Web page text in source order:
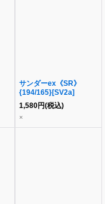
サンダーex《SR》
{194/165}[SV2a]
1,580円(税込)
×